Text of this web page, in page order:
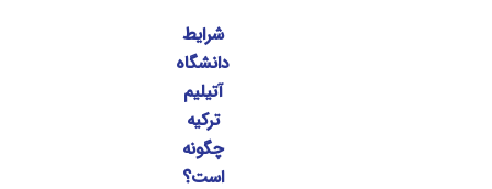
شرایط
دانشگاه
آتیلیم
ترکیه
چگونه
است؟